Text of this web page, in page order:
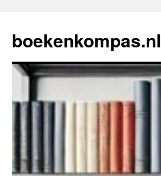
de
inhoud
boekenkompas.nl